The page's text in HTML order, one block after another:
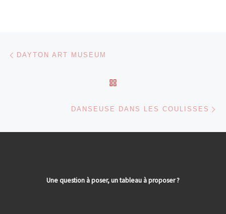
Parcourir les articles
DAYTON ART MUSEUM
DANSEUSE DANS LES COULISSES
Une question à poser, un tableau à proposer ?